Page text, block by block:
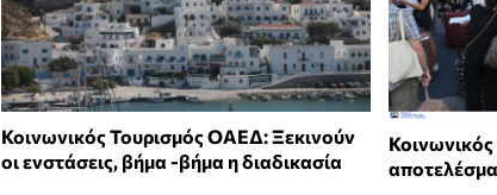
Κοινωνικός Τουρισμός ΟΑΕΔ: Ξεκινούν
οι ενστάσεις, βήμα -βήμα η διαδικασία